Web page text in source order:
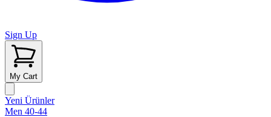
Sign Up
My Cart
Yeni Ürünler
Men 40-44